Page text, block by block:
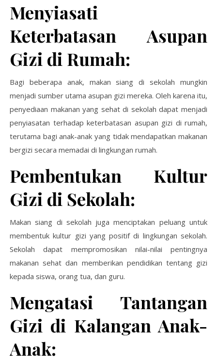
Menyiasati
Keterbatasan Asupan
Gizi di Rumah:
Bagi beberapa anak, makan siang di sekolah mungkin
menjadi sumber utama asupan gizi mereka. Oleh karena itu,
penyediaan makanan yang sehat di sekolah dapat menjadi
penyiasatan terhadap keterbatasan asupan gizi di rumah,
terutama bagi anak-anak yang tidak mendapatkan makanan
bergizi secara memadai di lingkungan rumah.
Pembentukan Kultur
Gizi di Sekolah:
Makan siang di sekolah juga menciptakan peluang untuk
membentuk kultur gizi yang positif di lingkungan sekolah.
Sekolah dapat mempromosikan nilai-nilai pentingnya
makanan sehat dan memberikan pendidikan tentang gizi
kepada siswa, orang tua, dan guru.
Mengatasi Tantangan
Gizi di Kalangan Anak-
Anak: